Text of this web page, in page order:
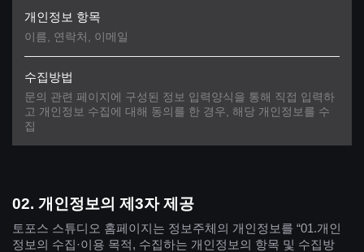
이름, 연락처, 이메일
문의 관련 페이지에 구성된 정보 입력양식을 통해 직접 입력하
고 개인정보 수집에 대해 동의를 한 경우, 해당 개인정보를 수
집
개인정보의 제3자 제공
토포스 스튜디오 홈페이지는 정보주체의 개인정보를 “01.개인
정보의 수집·이용 목적, 수집하는 개인정보의 항목 및 수집방